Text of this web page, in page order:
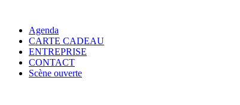
Agenda
CARTE CADEAU
ENTREPRISE
CONTACT
Scène ouverte